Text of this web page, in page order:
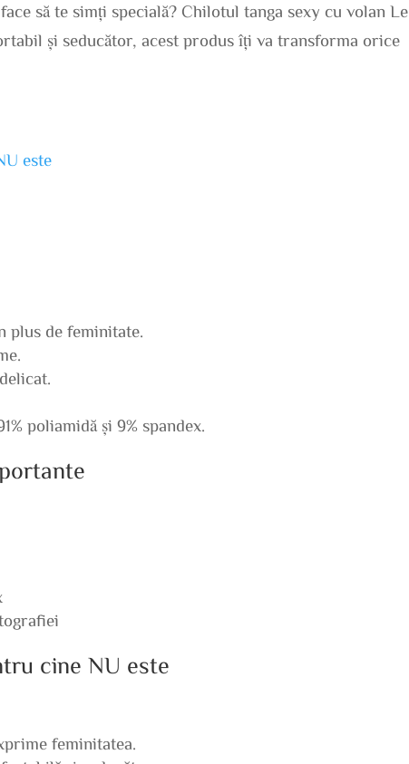
să te simți specială? Chilotul tanga sexy cu volan Le
și seducător, acest produs îți va transforma orice
este
plus de feminitate.
poliamidă și 9% spandex.
cine NU este
feminitatea.